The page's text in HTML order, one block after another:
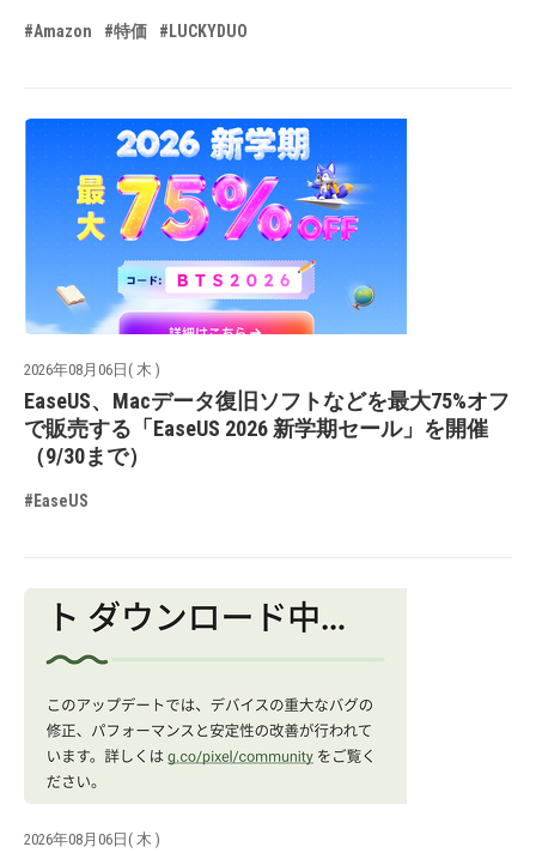
#Amazon #特価 #LUCKYDUO
2026年08月06日( 木 )
EaseUS、Macデータ復旧ソフトなどを最大75%オフ
で販売する「EaseUS 2026 新学期セール」を開催
（9/30まで）
#EaseUS
2026年08月06日( 木 )